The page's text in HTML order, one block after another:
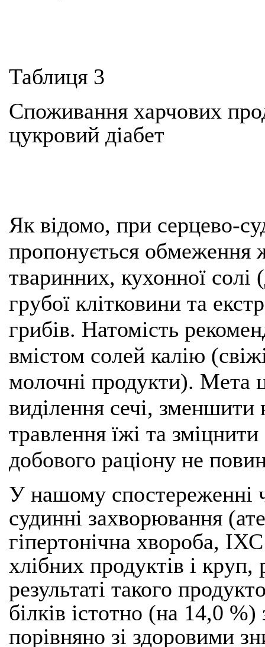
Таблиця 3
Споживання харчових
цукровий діабет
Як відомо, при серцево-
пропонується обмеження
тваринних, кухонної
грубої клітковини та
грибів. Натомість
вмістом солей калію
молочні продукти). Мета
виділення сечі, зменшити
травлення їжі та
добового раціону не
У нашому спостереженні
судинні захворювання
гіпертонічна хвороба,
хлібних продуктів і
результаті такого
білків істотно (на 14,0
порівняно зі здоровими